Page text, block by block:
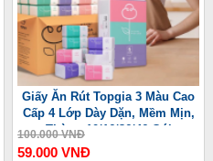
Giấy Ăn Rút Topgia 3 Màu Cao
Cấp 4 Lớp Dày Dặn, Mềm Mịn,
Thùng 10/16/36/46 Gói
100.000 VNĐ
59.000 VNĐ